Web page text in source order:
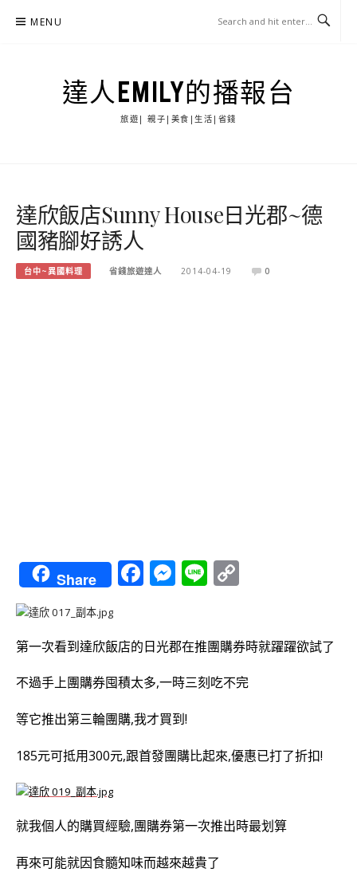
MENU
達人EMILY的播報台
旅遊| 親子|美食|生活|省錢
達欣飯店Sunny House日光郡~德
國豬腳好誘人
台中~異國料理 省錢旅遊達人 2014-04-19 0
Share Facebook
Messenger
Line
第一次看到達欣飯店的日光郡在推團購券時就躍躍欲試了
不過手上團購券囤積太多,一時三刻吃不完
等它推出第三輪團購,我才買到!
185元可抵用300元,跟首發團購比起來,優惠已打了折扣!
就我個人的購買經驗,團購券第一次推出時最划算
再來可能就因食髓知味而越來越貴了